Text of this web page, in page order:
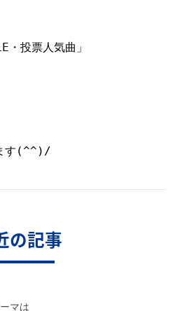
・投票人気曲」
ます(^^)/
の記事
マは